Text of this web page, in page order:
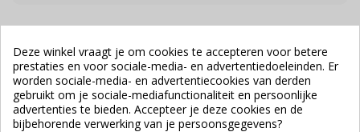
Goede kwaliteit
Gebruik: Verhuis
Bekijk review
Deze winkel vraagt je om cookies te accepteren voor betere
prestaties en voor sociale-media- en advertentiedoeleinden. Er
worden sociale-media- en advertentiecookies van derden
gebruikt om je sociale-mediafunctionaliteit en persoonlijke
advertenties te bieden. Accepteer je deze cookies en de
bijbehorende verwerking van je persoonsgegevens?